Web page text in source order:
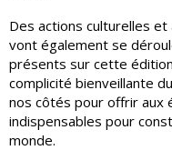
Des actions culturelles
vont également se
présents sur cette
complicité bienveillante
nos côtés pour offrir aux
indispensables pour
monde.